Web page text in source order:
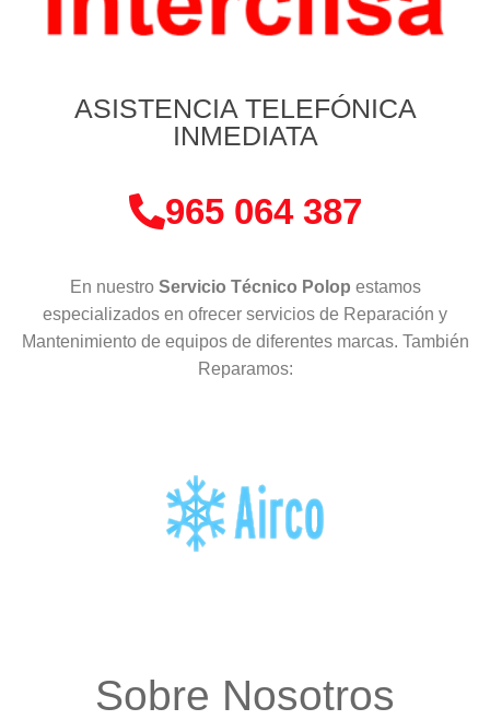
ASISTENCIA TELEFÓNICA
INMEDIATA
965 064 387
En nuestro Servicio Técnico Polop estamos
especializados en ofrecer servicios de Reparación y
Mantenimiento de equipos de diferentes marcas. También
Reparamos:
Sobre Nosotros